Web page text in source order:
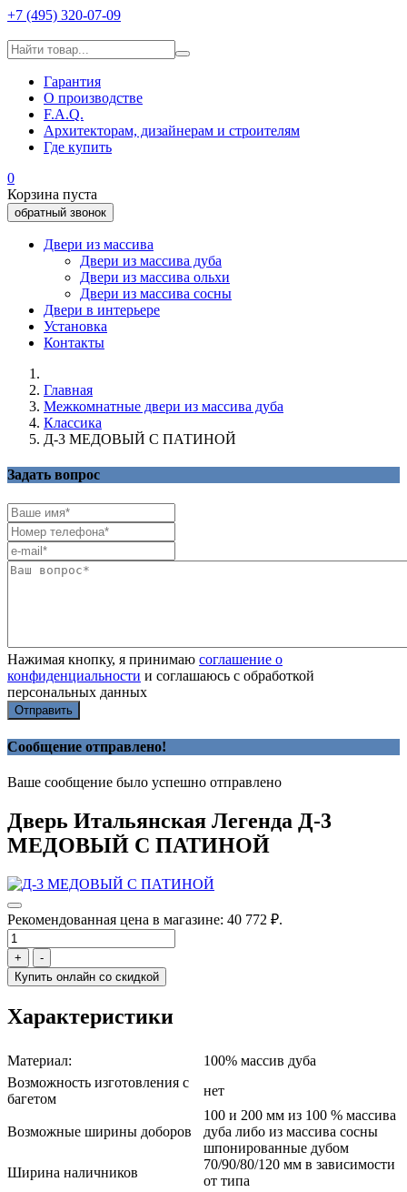
+7 (495) 320-07-09
Гарантия
О производстве
F.A.Q.
Архитекторам, дизайнерам и строителям
Где купить
0
Корзина пуста
обратный звонок
Двери из массива
Двери из массива дуба
Двери из массива ольхи
Двери из массива сосны
Двери в интерьере
Установка
Контакты
Главная
Межкомнатные двери из массива дуба
Классика
Д-3 МЕДОВЫЙ С ПАТИНОЙ
Задать вопрос
Нажимая кнопку, я принимаю соглашение о
конфиденциальности и соглашаюсь с обработкой
персональных данных
Отправить
Сообщение отправлено!
Ваше сообщение было успешно отправлено
Дверь Итальянская Легенда Д-3
МЕДОВЫЙ С ПАТИНОЙ
Рекомендованная цена в магазине: 40 772 ₽.
+
-
Купить онлайн со скидкой
Характеристики
Материал:
100% массив дуба
Возможность изготовления с
багетом
нет
Возможные ширины доборов
100 и 200 мм из 100 % массива
дуба либо из массива сосны
шпонированные дубом
Ширина наличников
70/90/80/120 мм в зависимости
от типа